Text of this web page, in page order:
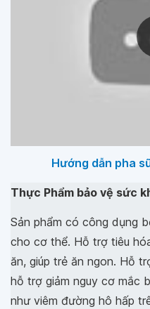
Hướng dẫn pha
Thực Phẩm bảo vệ sức
Sản phẩm có công dụng
cho cơ thể. Hỗ trợ tiêu
ăn, giúp trẻ ăn ngon. Hỗ
hỗ trợ giảm nguy cơ mắc
như viêm đường hô hấp